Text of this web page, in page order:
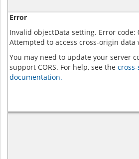
Error
Invalid objectData setting. Error code:
Attempted to access cross-origin data
You may need to update your server
support CORS. For help, see the
documentation.